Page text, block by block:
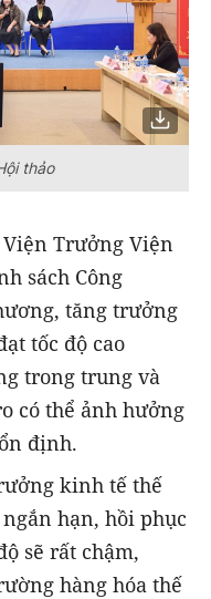
thảo
Trưởng Viện
sách Công
tăng trưởng
tốc độ cao
trong trung và
có thể ảnh hưởng
định.
kinh tế thế
hạn, hồi phục
sẽ rất chậm,
hàng hóa thế